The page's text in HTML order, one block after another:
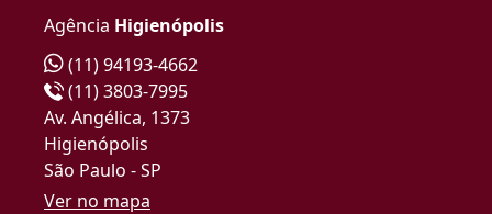
Agência Higienópolis
(11) 94193-4662
(11) 3803-7995
Av. Angélica, 1373
Higienópolis
São Paulo - SP
Ver no mapa